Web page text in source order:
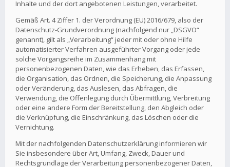
Inhalte und der dort angebotenen Leistungen, verarbeitet.
Gemäß Art. 4 Ziffer 1. der Verordnung (EU) 2016/679, also der
Datenschutz-Grundverordnung (nachfolgend nur „DSGVO“
genannt), gilt als „Verarbeitung“ jeder mit oder ohne Hilfe
automatisierter Verfahren ausgeführter Vorgang oder jede
solche Vorgangsreihe im Zusammenhang mit
personenbezogenen Daten, wie das Erheben, das Erfassen,
die Organisation, das Ordnen, die Speicherung, die Anpassung
oder Veränderung, das Auslesen, das Abfragen, die
Verwendung, die Offenlegung durch Übermittlung, Verbreitung
oder eine andere Form der Bereitstellung, den Abgleich oder
die Verknüpfung, die Einschränkung, das Löschen oder die
Vernichtung.
Mit der nachfolgenden Datenschutzerklärung informieren wir
Sie insbesondere über Art, Umfang, Zweck, Dauer und
Rechtsgrundlage der Verarbeitung personenbezogener Daten,